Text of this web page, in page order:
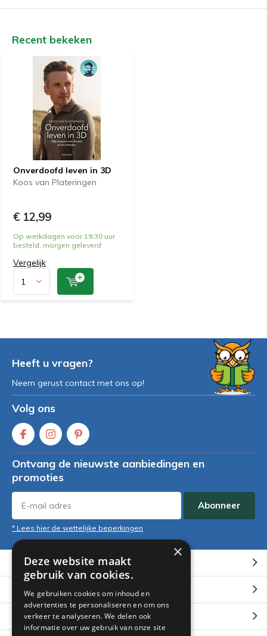
Recent bekeken
Onverdoofd leven in 3D
Koos van Plateringen
€ 12,99
Op werkdagen voor 19:30 uur
besteld, morgen geleverd
Vergelijk
Heeft u vragen?
Neem gerust contact met ons op!
Volg ons
Ontvang de nieuwste aanbiedingen en
promoties
Abonneer
* Lees hier de wettelijke beperkingen
Klantenservice
Mijn account
Categorieën
×
Deze website maakt
gebruik van cookies.
We gebruiken cookies om inhoud en
advertenties te personaliseren en om ons
verkeer te analyseren. We delen ook
informatie over uw gebruik van onze site